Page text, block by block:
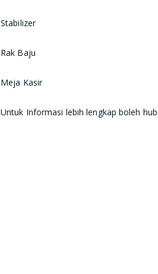
Stabilizer
Rak Baju
Meja Kasir
Untuk Informasi lebih lengkap boleh